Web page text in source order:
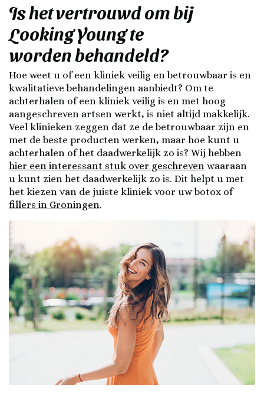
Is het vertrouwd om bij
Looking Young te
worden behandeld?
Hoe weet u of een kliniek veilig en betrouwbaar is en
kwalitatieve behandelingen aanbiedt? Om te
achterhalen of een kliniek veilig is en met hoog
aangeschreven artsen werkt, is niet altijd makkelijk.
Veel klinieken zeggen dat ze de betrouwbaar zijn en
met de beste producten werken, maar hoe kunt u
achterhalen of het daadwerkelijk zo is? Wij hebben
hier een interessant stuk over geschreven waaraan
u kunt zien het daadwerkelijk zo is. Dit helpt u met
het kiezen van de juiste kliniek voor uw botox of
fillers in Groningen.